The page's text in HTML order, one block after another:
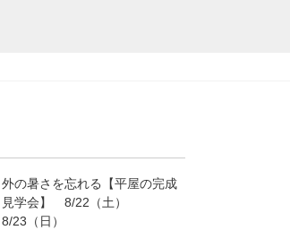
外の暑さを忘れる【平屋の完成
見学会】 8/22（土）
8/23（日）